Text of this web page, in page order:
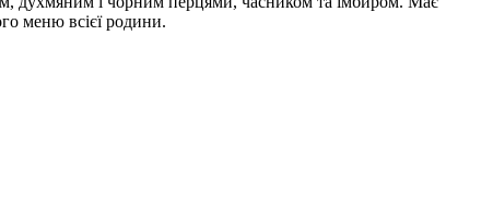
меню всієї родини.